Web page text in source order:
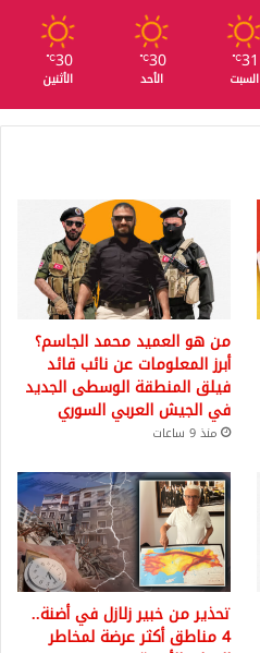
31
℃
السبت
30
℃
الأحد
30
℃
الأثنين
من هو العميد محمد الجاسم؟
أبرز المعلومات عن نائب قائد
فيلق المنطقة الوسطى الجديد
في الجيش العربي السوري
منذ 9 ساعات
تحذير من خبير زلازل في أضنة..
4 مناطق أكثر عرضة لمخاطر